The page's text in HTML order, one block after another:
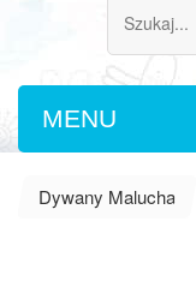
MENU
Dywany Malucha